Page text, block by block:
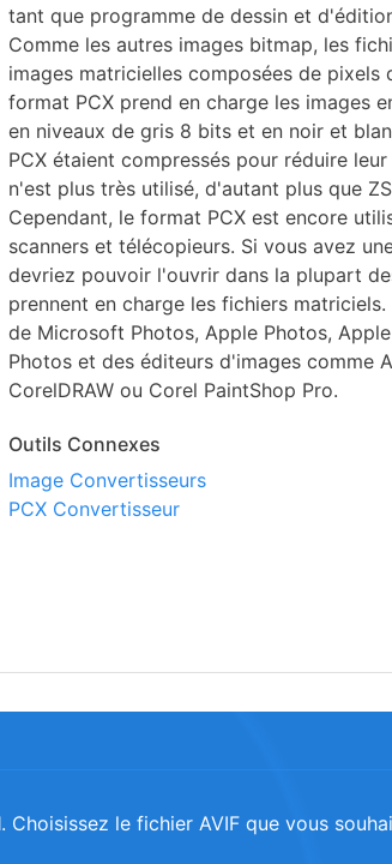
tant que programme de dessin et
Comme les autres images bitmap, les
images matricielles composées de pixels
format PCX prend en charge les images
en niveaux de gris 8 bits et en noir et
PCX étaient compressés pour réduire
n'est plus très utilisé, d'autant plus que
Cependant, le format PCX est encore
scanners et télécopieurs. Si vous avez
devriez pouvoir l'ouvrir dans la plupart
prennent en charge les fichiers
de Microsoft Photos, Apple Photos,
Photos et des éditeurs d'images comme
CorelDRAW ou Corel PaintShop Pro.
Outils Connexes
Image Convertisseurs
PCX Convertisseur
Choisissez le fichier AVIF que vous